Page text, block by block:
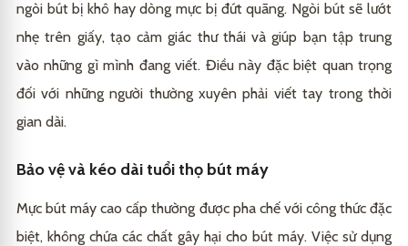
ngòi bút bị khô hay dòng mực bị đứt quãng. Ngòi bút sẽ lướt
nhẹ trên giấy, tạo cảm giác thư thái và giúp bạn tập trung
vào những gì mình đang viết. Điều này đặc biệt quan trọng
đối với những người thường xuyên phải viết tay trong thời
gian dài.
Bảo vệ và kéo dài tuổi thọ bút máy
Mực bút máy cao cấp thường được pha chế với công thức đặc
biệt, không chứa các chất gây hại cho bút máy. Việc sử dụng